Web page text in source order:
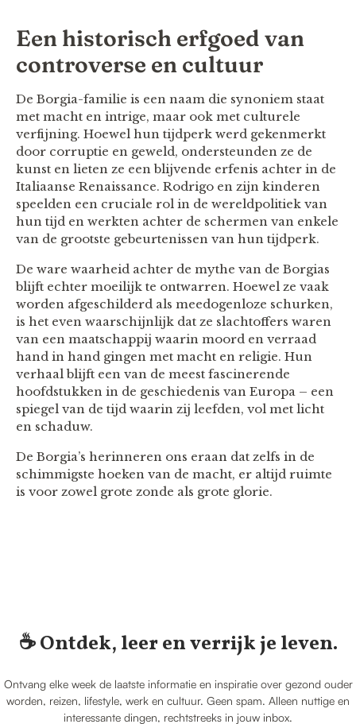
Een historisch erfgoed van
controverse en cultuur
De Borgia-familie is een naam die synoniem staat
met macht en intrige, maar ook met culturele
verfijning. Hoewel hun tijdperk werd gekenmerkt
door corruptie en geweld, ondersteunden ze de
kunst en lieten ze een blijvende erfenis achter in de
Italiaanse Renaissance. Rodrigo en zijn kinderen
speelden een cruciale rol in de wereldpolitiek van
hun tijd en werkten achter de schermen van enkele
van de grootste gebeurtenissen van hun tijdperk.
De ware waarheid achter de mythe van de Borgias
blijft echter moeilijk te ontwarren. Hoewel ze vaak
worden afgeschilderd als meedogenloze schurken,
is het even waarschijnlijk dat ze slachtoffers waren
van een maatschappij waarin moord en verraad
hand in hand gingen met macht en religie. Hun
verhaal blijft een van de meest fascinerende
hoofdstukken in de geschiedenis van Europa – een
spiegel van de tijd waarin zij leefden, vol met licht
en schaduw.
De Borgia’s herinneren ons eraan dat zelfs in de
schimmigste hoeken van de macht, er altijd ruimte
is voor zowel grote zonde als grote glorie.
☕️ Ontdek, leer en verrijk je leven.
Ontvang elke week de laatste informatie en inspiratie over gezond ouder
worden, reizen, lifestyle, werk en cultuur. Geen spam. Alleen nuttige en
interessante dingen, rechtstreeks in jouw inbox.